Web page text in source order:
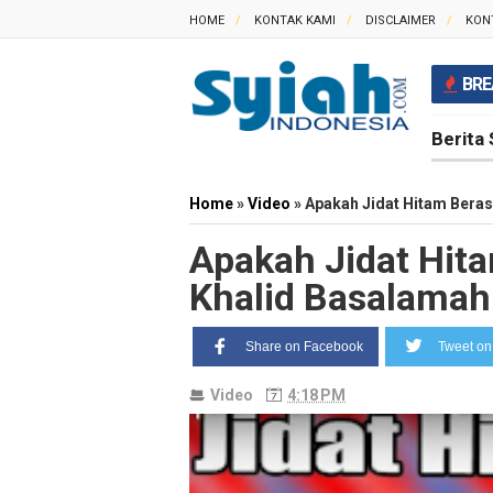
HOME KONTAK KAMI DISCLAIMER
Berita
Home»Video »Apakah Jidat Hitam
Apakah Jidat
Khalid
Share on Facebook Tweet
Video 4:18 PM